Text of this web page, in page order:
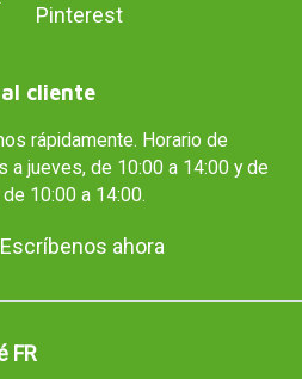
cliente
rápidamente. Horario de
a jueves, de 10:00 a 14:00 y de
10:00 a 14:00.
Escríbenos ahora
FR